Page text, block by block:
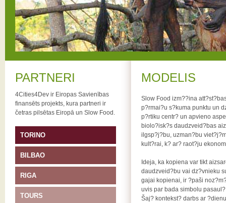
PARTNERI
4Cities4Dev ir Eiropas Savienības
finansēts projekts, kura partneri ir
četras pilsētas Eiropā un Slow Food.
TORINO
BILBAO
RIGA
TOURS
MODELIS
Slow Food izm??ina
p?rmai?u s?kuma punktu un
p?rtiku centr? un apvieno
biolo?isk?s daudzveid?bas
ilgsp?j?bu, uzman?bu
kult?rai, k? ar? raot?ju
Ideja, ka kopiena var tikt
daudzveid?bu vai dz?vnieku
gajai kopienai, ir ?paši
uvis par bada simbolu
Šaj? kontekst? darbs ar